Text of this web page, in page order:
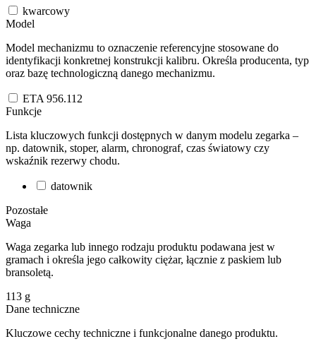
kwarcowy
Model
Model mechanizmu to oznaczenie referencyjne stosowane do
identyfikacji konkretnej konstrukcji kalibru. Określa producenta, typ
oraz bazę technologiczną danego mechanizmu.
ETA 956.112
Funkcje
Lista kluczowych funkcji dostępnych w danym modelu zegarka –
np. datownik, stoper, alarm, chronograf, czas światowy czy
wskaźnik rezerwy chodu.
datownik
Pozostałe
Waga
Waga zegarka lub innego rodzaju produktu podawana jest w
gramach i określa jego całkowity ciężar, łącznie z paskiem lub
bransoletą.
113 g
Dane techniczne
Kluczowe cechy techniczne i funkcjonalne danego produktu.